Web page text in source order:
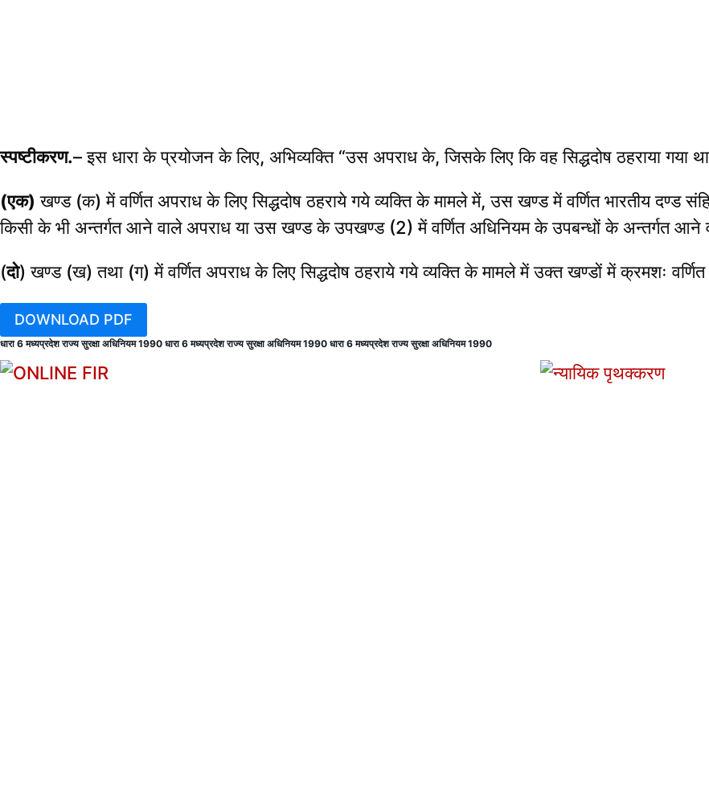
स्पष्टीकरण.– इस धारा के प्रयोजन के लिए, अभिव्यक्ति “उस अपराध के, जिसके लिए कि वह सिद्धदोष ठहराया
(एक) खण्ड (क) में वर्णित अपराध के लिए सिद्धदोष ठहराये गये व्यक्ति के मामले में, उस खण्ड में वर्णित भारतीय
किसी के भी अन्तर्गत आने वाले अपराध या उस खण्ड के उपखण्ड (2) में वर्णित अधिनियम के उपबन्धों के अन्तर्गत आने
(दो) खण्ड (ख) तथा (ग) में वर्णित अपराध के लिए सिद्धदोष ठहराये गये व्यक्ति के मामले में उक्त खण्डों में क्रमशः
DOWNLOAD PDF
धारा 6 मध्यप्रदेश राज्य सुरक्षा अधिनियम 1990 धारा 6 मध्यप्रदेश राज्य सुरक्षा अधिनियम 1990 धारा 6 मध्यप्रदेश राज्य सुरक्षा अधिनियम 1990